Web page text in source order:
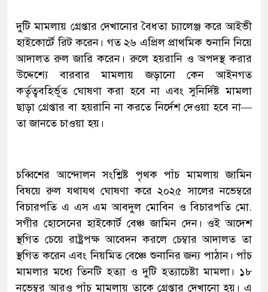
দুটি মামলায় গ্রেপ্তার দেখানোর বৈধতা চ্যালেঞ্জ করে আইভী
হাইকোর্টে রিট করেন। গত ২৬ এপ্রিল প্রাথমিক শুনানি নিয়ে
আদালত রুল জারি করেন। রুলে হয়রানি ও অপদস্থ করার
উদ্দেশ্যে বারবার মামলায় জড়ানো কেন আইনগত
কর্তৃত্ববহির্ভূত ঘোষণা করা হবে না এবং সুনির্দিষ্ট মামলা
ছাড়া গ্রেপ্তার বা হয়রানি না করতে নির্দেশ দেওয়া হবে না—
তা জানতে চাওয়া হয়।
চব্বিশের আন্দোলন সংশ্লিষ্ট পৃথক পাঁচ মামলায় জামিন
বিষয়ে রুল যথাযথ ঘোষণা করে ২০২৫ সালের নভেম্বরে
বিচারপতি এ এস এম আবদুল মোবিন ও বিচারপতি মো.
সগীর হোসেনের হাইকোর্ট বেঞ্চ জামিন দেন। ওই আদেশ
স্থগিত চেয়ে রাষ্ট্রপক্ষ আবেদন করলে চেম্বার আদালত তা
স্থগিত করেন এবং নিয়মিত বেঞ্চে শুনানির জন্য পাঠান। পাঁচ
মামলার মধ্যে তিনটি হত্যা ও দুটি হত্যাচেষ্টা মামলা। ১৮
নভেম্বর আরও পাঁচ মামলায় তাকে গ্রেপ্তার দেখানো হয়। এ